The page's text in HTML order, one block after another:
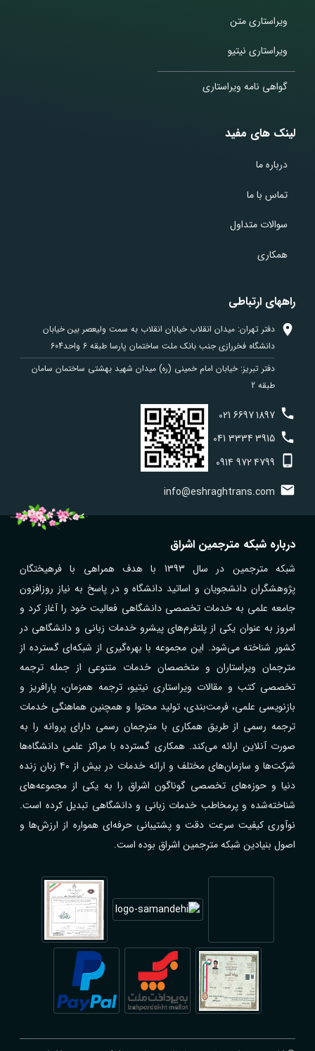
ویراستاری متن
ویراستاری نیتیو
گواهی نامه ویراستاری
لینک های مفید
درباره ما
تماس با ما
سوالات متداول
همکاری
راههای ارتباطی
دفتر تهران: میدان انقلاب خیابان انقلاب به سمت ولیعصر بین خیابان
دانشگاه فخررازی جنب بانک ملت ساختمان پارسا طبقه 6 واحد604
دفتر تبریز: خیابان امام خمینی (ره) میدان شهید بهشتی ساختمان سامان
طبقه 2
021 66971897
041 33343915
0914 9724799
info@eshraghtrans.com
درباره شبکه مترجمین اشراق
شبکه مترجمین در سال 1393 با هدف همراهی با فرهیختگان
پژوهشگران دانشجویان و اساتید دانشگاه و در پاسخ به نیاز روزافزون
جامعه علمی به خدمات تخصصی دانشگاهی فعالیت خود را آغاز کرد و
امروز به عنوان یکی از پلتفرم‌های پیشرو خدمات زبانی و دانشگاهی در
کشور شناخته می‌شود. این مجموعه با بهره‌گیری از شبکه‌ای گسترده از
مترجمان ویراستاران و متخصصان خدمات متنوعی از جمله ترجمه
تخصصی کتب و مقالات ویراستاری نیتیو، ترجمه همزمان، پارافریز و
بازنویسی علمی، فرمت‌بندی، تولید محتوا و همچنین هماهنگی خدمات
ترجمه رسمی از طریق همکاری با مترجمان رسمی دارای پروانه را به
صورت آنلاین ارائه می‌کند. همکاری گسترده با مراکز علمی دانشگاه‌ها
شرکت‌ها و سازمان‌های مختلف و ارائه خدمات در بیش از ۴۰ زبان زنده
دنیا و حوزه‌های تخصصی گوناگون اشراق را به یکی از مجموعه‌های
شناخته‌شده و پرمخاطب خدمات زبانی و دانشگاهی تبدیل کرده است.
نوآوری کیفیت سرعت دقت و پشتیبانی حرفه‌ای همواره از ارزش‌ها و
اصول بنیادین شبکه مترجمین اشراق بوده است.